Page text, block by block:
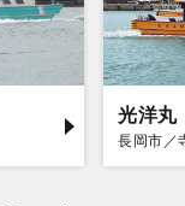
光洋丸
長岡市／